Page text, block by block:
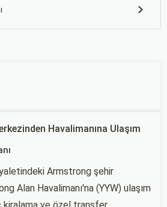
Havalimanına Ulaşım
Armstrong şehir
Alan Havalimanı'na (YYW) ulaşım